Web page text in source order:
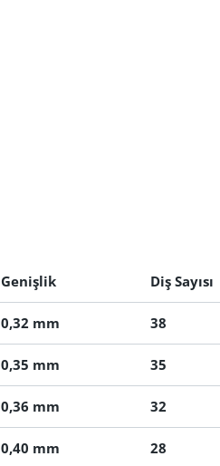
Genişlik Diş Sayısı
0,32 mm 38
0,35 mm 35
0,36 mm 32
0,40 mm 28